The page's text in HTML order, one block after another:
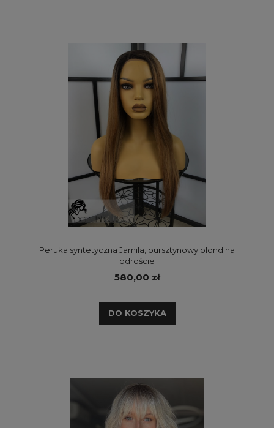
Peruka syntetyczna Jamila, bursztynowy blond na
odroście
580,00 zł
DO KOSZYKA